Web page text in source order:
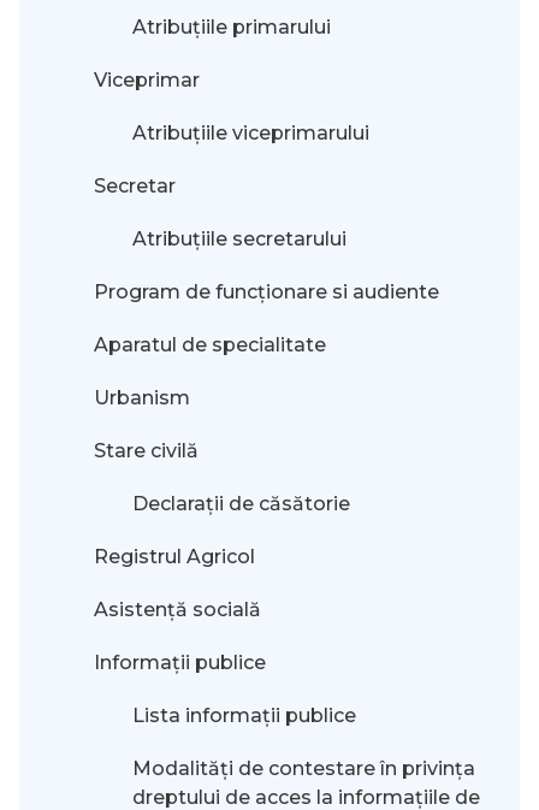
Atribuțiile primarului
Viceprimar
Atribuțiile viceprimarului
Secretar
Atribuțiile secretarului
Program de funcționare si audiente
Aparatul de specialitate
Urbanism
Stare civilă
Declarații de căsătorie
Registrul Agricol
Asistență socială
Informații publice
Lista informații publice
Modalităţi de contestare în privinţa
dreptului de acces la informaţiile de